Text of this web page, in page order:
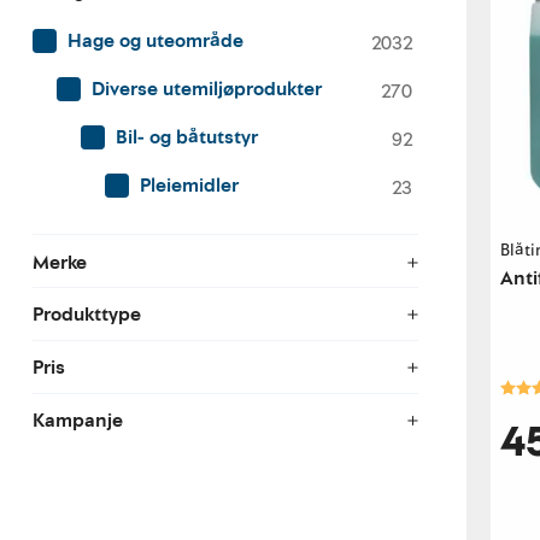
Hage og uteområde
2032
Diverse utemiljøprodukter
270
Bil- og båtutstyr
92
Pleiemidler
23
Merke
Produkttype
Pris
Kampanje